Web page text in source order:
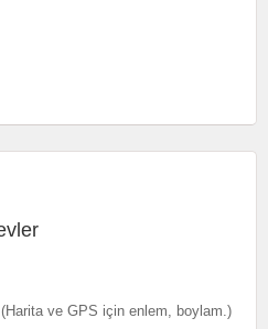
(Harita ve GPS için enlem, boylam.)